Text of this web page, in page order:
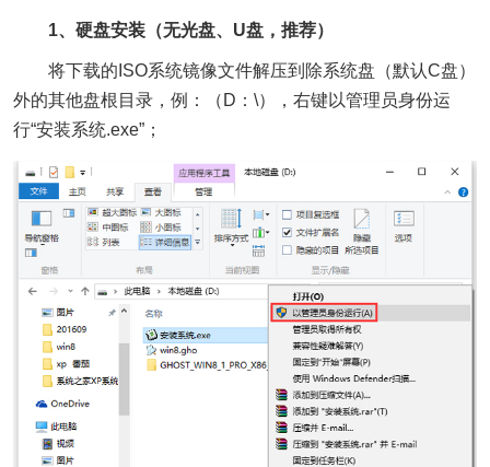
1、硬盘安装（无光盘、U盘，推荐）
将下载的ISO系统镜像文件解压到除系统盘（默认C盘）
外的其他盘根目录，例：（D：\），右键以管理员身份运
行“安装系统.exe”；